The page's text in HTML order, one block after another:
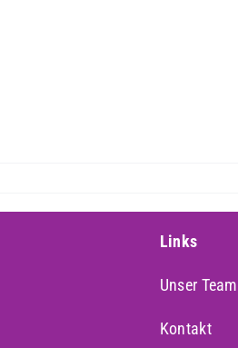
Links
Unser Team
Kontakt